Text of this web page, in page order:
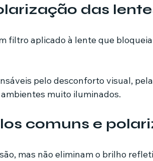
das
filtro aplicado à lente que
pelo desconforto visual,
muito iluminados.
comuns e
mas não eliminam o brilho